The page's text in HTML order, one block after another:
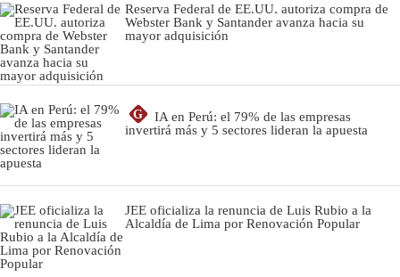
Reserva Federal de EE.UU. autoriza compra de
Webster Bank y Santander avanza hacia su
mayor adquisición
G
IA en Perú: el 79% de las empresas
invertirá más y 5 sectores lideran la apuesta
JEE oficializa la renuncia de Luis Rubio a la
Alcaldía de Lima por Renovación Popular